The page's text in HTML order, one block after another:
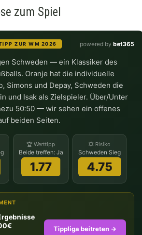
zum Spiel
ZUR WM 2026 powered by bet365
Schweden — ein Klassiker des
Oranje hat die individuelle
Simons und Depay, Schweden die
und Isak als Zielspieler. Über/Unter
50:50 — wir sehen ein offenes
beiden Seiten.
🏆 Werttipp
Beide treffen: Ja
1.77
💥 Risiko
Schweden Sieg
4.75
Tippliga beitreten →